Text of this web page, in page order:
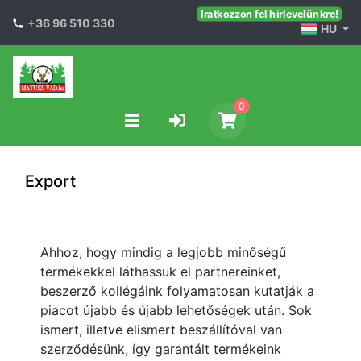
+36 96 510 330
Iratkozzon fel hírlevelünkre!
HU
0
Export
Ahhoz, hogy mindig a legjobb minőségű
termékekkel láthassuk el partnereinket,
beszerző kollégáink folyamatosan kutatják a
piacot újabb és újabb lehetőségek után. Sok
ismert, illetve elismert beszállítóval van
szerződésünk, így garantált termékeink